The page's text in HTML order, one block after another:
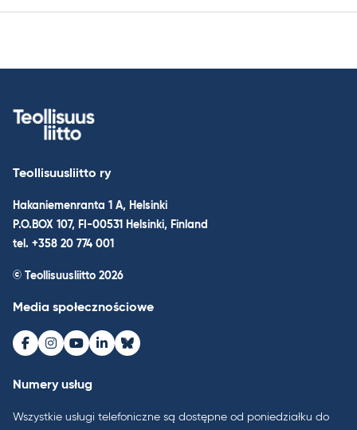
Teollisuusliitto ry
Hakaniemenranta 1 A, Helsinki
P.O.BOX 107, FI-00531 Helsinki, Finland
tel. +358 20 774 001
© Teollisuusliitto 2026
Media społecznościowe
Facebook
Instagram
Youtube
LinkedInBluesky
Numery usług
Wszystkie usługi telefoniczne są dostępne od poniedziałku do